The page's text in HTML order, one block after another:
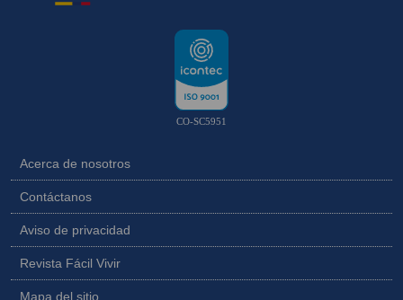
CO-SC5951
Acerca de nosotros
Contáctanos
Aviso de privacidad
Revista Fácil Vivir
Mapa del sitio